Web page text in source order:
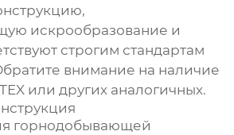
искрообразование и
строгим стандартам
внимание на наличие
или других аналогичных.
горнодобывающей